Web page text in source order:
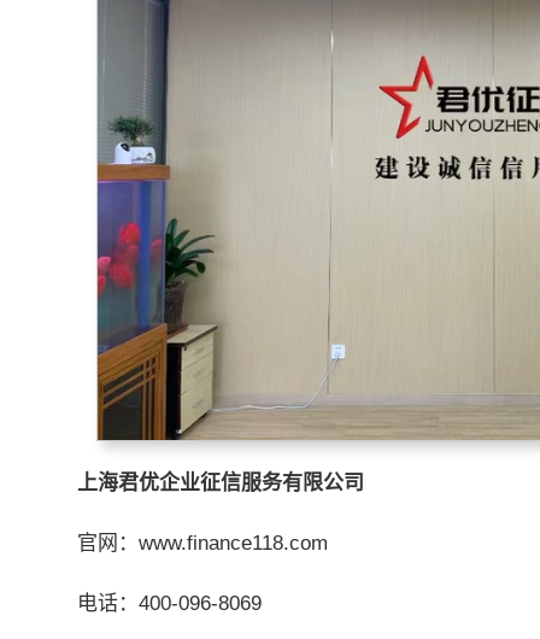
上海君优企业征信服务有限公司
官网：www.finance118.com
电话：400-096-8069